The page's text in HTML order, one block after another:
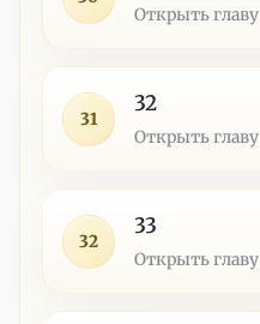
Открыть главу
31
32
Открыть главу
32
33
Открыть главу